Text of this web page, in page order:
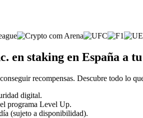
en staking en España a
recompensas. Descubre todo lo
digital.
programa Level Up.
(sujeto a disponibilidad).